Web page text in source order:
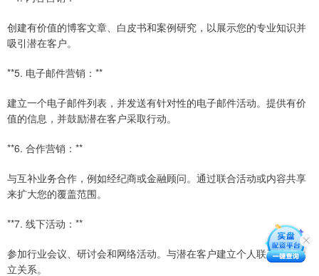
创建有价值的博客文章、白皮书和案例研究，以展示您的专业知识并
吸引潜在客户。
**5. 电子邮件营销：**
建立一个电子邮件列表，并发送有针对性的电子邮件活动。提供有价
值的信息，并鼓励潜在客户采取行动。
**6. 合作营销：**
与互补业务合作，例如经纪商或金融顾问。通过联合活动或内容共享
来扩大您的覆盖范围。
**7. 线下活动：**
参加行业会议、研讨会和网络活动。与潜在客户建立个人联系，并建
立关系。